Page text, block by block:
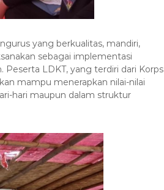
yang berkualitas, mandiri,
sebagai implementasi
LDKT, yang terdiri dari Korps
mampu menerapkan nilai-nilai
hari maupun dalam struktur